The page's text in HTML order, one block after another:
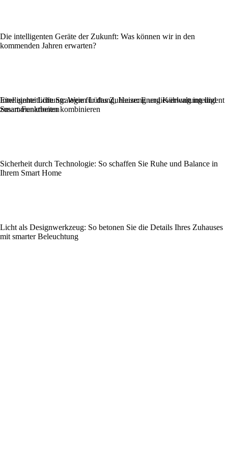
Die intelligenten Geräte der Zukunft: Was können wir in den
kommenden Jahren erwarten?
Eine einheitliche Strategie für das Zuhause: Energieverwaltung und
Smart-Funktionen kombinieren
Sicherheit durch Technologie: So schaffen Sie Ruhe und Balance in
Ihrem Smart Home
Licht als Designwerkzeug: So betonen Sie die Details Ihres Zuhauses
mit smarter Beleuchtung
Intelligente Lüftung: Wenn Lüftung, Heizung und Kühlung intelligent
zusammenarbeiten